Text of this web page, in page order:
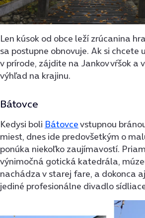
Len kúsok od obce leží zrúcanina
sa postupne obnovuje. Ak si chcete
v prírode, zájdite na Jankov vŕšok a
výhľad na krajinu.
Bátovce
Kedysi boli Bátovcevstupnou
miest, dnes ide predovšetkým o
ponúka niekoľko zaujímavostí.
výnimočná gotická katedrála,
nachádza v starej fare, a dokonca
jediné profesionálne divadlo